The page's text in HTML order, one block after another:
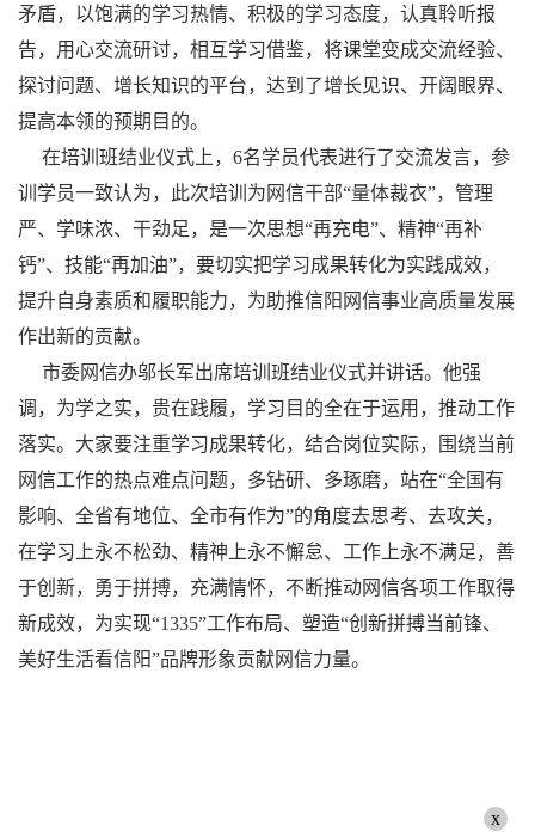
矛盾，以饱满的学习热情、积极的学习态度，认真聆听报
告，用心交流研讨，相互学习借鉴，将课堂变成交流经验、
探讨问题、增长知识的平台，达到了增长见识、开阔眼界、
提高本领的预期目的。
在培训班结业仪式上，6名学员代表进行了交流发言，参
训学员一致认为，此次培训为网信干部“量体裁衣”，管理
严、学味浓、干劲足，是一次思想“再充电”、精神“再补
钙”、技能“再加油”，要切实把学习成果转化为实践成效，
提升自身素质和履职能力，为助推信阳网信事业高质量发展
作出新的贡献。
市委网信办邬长军出席培训班结业仪式并讲话。他强
调，为学之实，贵在践履，学习目的全在于运用，推动工作
落实。大家要注重学习成果转化，结合岗位实际，围绕当前
网信工作的热点难点问题，多钻研、多琢磨，站在“全国有
影响、全省有地位、全市有作为”的角度去思考、去攻关，
在学习上永不松劲、精神上永不懈怠、工作上永不满足，善
于创新，勇于拼搏，充满情怀，不断推动网信各项工作取得
新成效，为实现“1335”工作布局、塑造“创新拼搏当前锋、
美好生活看信阳”品牌形象贡献网信力量。
x